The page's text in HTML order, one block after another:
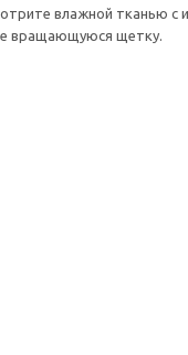
влажной тканью с
вращающуюся щетку.